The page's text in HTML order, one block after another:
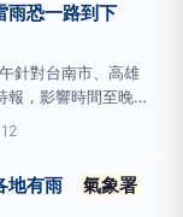
於17日針對13個縣
雨恐一路到下
針對台南市、高雄
報，影響時間至晚
請慎防積水。氣象
風影響，這幾日皆可
減弱，對流強度有
地有雨
氣象署